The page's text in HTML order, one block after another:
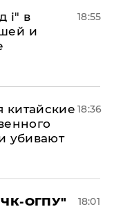
і" в
и
18:55
китайские
убивают
18:36
ОГПУ"
18:01